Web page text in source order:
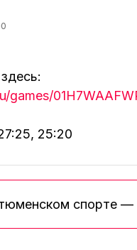
games/
25:20
спорте —